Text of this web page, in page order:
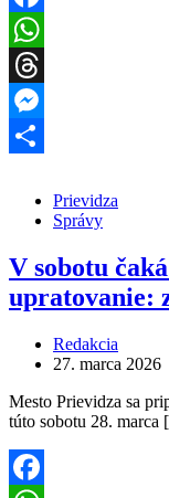
Facebook
WhatsApp
Threads
Messenger
Prievidza
Správy
V sobotu
upratovanie:
Redakcia
27. marca 2026
Mesto Prievidza sa
túto sobotu 28.